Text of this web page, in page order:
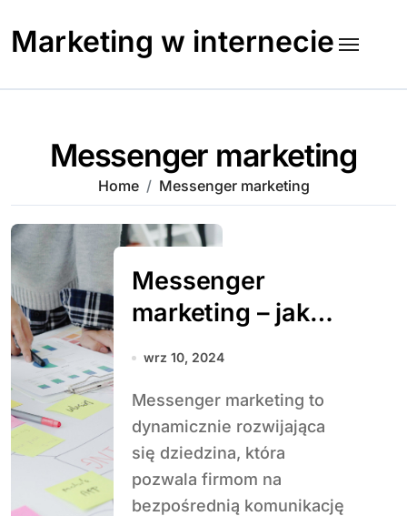
content
Marketing w internecie
Messenger marketing
Home Messenger marketing
Messenger
marketing – jak
skutecznie
chatboty i
komunikatory?
wrz 10, 2024
Messenger marketing to
dynamicznie rozwijająca
się dziedzina, która
pozwala firmom na
bezpośrednią komunikację